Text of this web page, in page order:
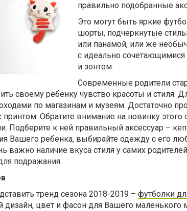
правильно подобранные
Это могут быть яркие
шорты, подчеркнутые
или панамой, или же
с идеально сочетающимися
и зонтом.
Современные родители
своему ребенку чувство красоты и стиля.
по магазинам и музеям. Достаточно
Обратите внимание на новинку этого
Подберите к ней правильный аксессуар –
Вашего ребенка, выбирайте одежду с его
важно наличие вкуса стиля у самих
подражания.
тренд сезона 2018-2019 – футболки
цвет и фасон для Вашего маленького